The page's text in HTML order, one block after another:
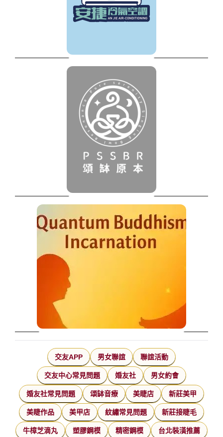
交友APP 男女聯誼 聯誼活動
交友中心常見問題 婚友社 男女約會
婚友社常見問題 頌缽音療 美睫店 新莊美甲
美睫作品 美甲店 紋繡常見問題 新莊接睫毛
牛樟芝滴丸 塑膠鋼模 精密鋼模 台北裝潢推薦